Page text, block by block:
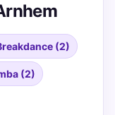
(2)
(2)